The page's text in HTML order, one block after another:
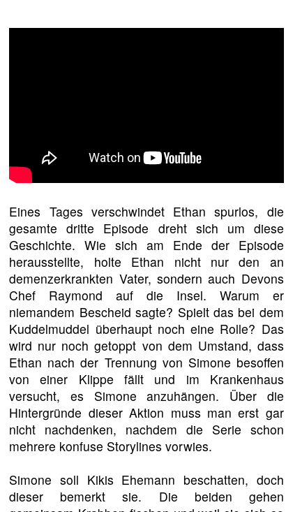
Eines Tages verschwindet Ethan spurlos, die
gesamte dritte Episode dreht sich um diese
Geschichte. Wie sich am Ende der Episode
herausstellte, holte Ethan nicht nur den an
demenzerkrankten Vater, sondern auch Devons
Chef Raymond auf die Insel. Warum er
niemandem Bescheid sagte? Spielt das bei dem
Kuddelmuddel überhaupt noch eine Rolle? Das
wird nur noch getoppt von dem Umstand, dass
Ethan nach der Trennung von Simone besoffen
von einer Klippe fällt und im Krankenhaus
versucht, es Simone anzuhängen. Über die
Hintergründe dieser Aktion muss man erst gar
nicht nachdenken, nachdem die Serie schon
mehrere konfuse Storylines vorwies.
Simone soll Kikis Ehemann beschatten, doch
dieser bemerkt sie. Die beiden gehen